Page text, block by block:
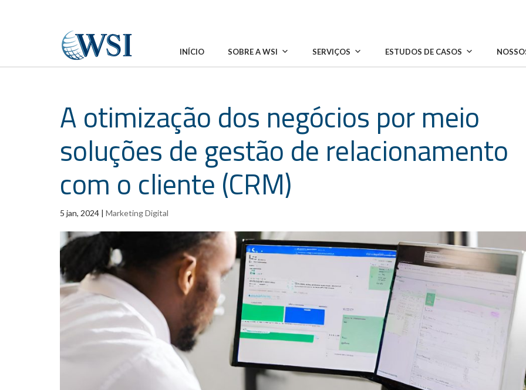
INÍCIO SOBRE A WSI SERVIÇOS ESTUDOS DE CASOS
A otimização dos negócios por meio
soluções de gestão de relacionamento
com o cliente (CRM)
5 jan, 2024 | Marketing Digital